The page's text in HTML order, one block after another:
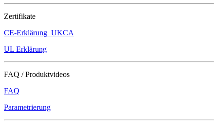
Zertifikate
CE-Erklärung_UKCA
UL Erklärung
FAQ / Produktvideos
FAQ
Parametrierung